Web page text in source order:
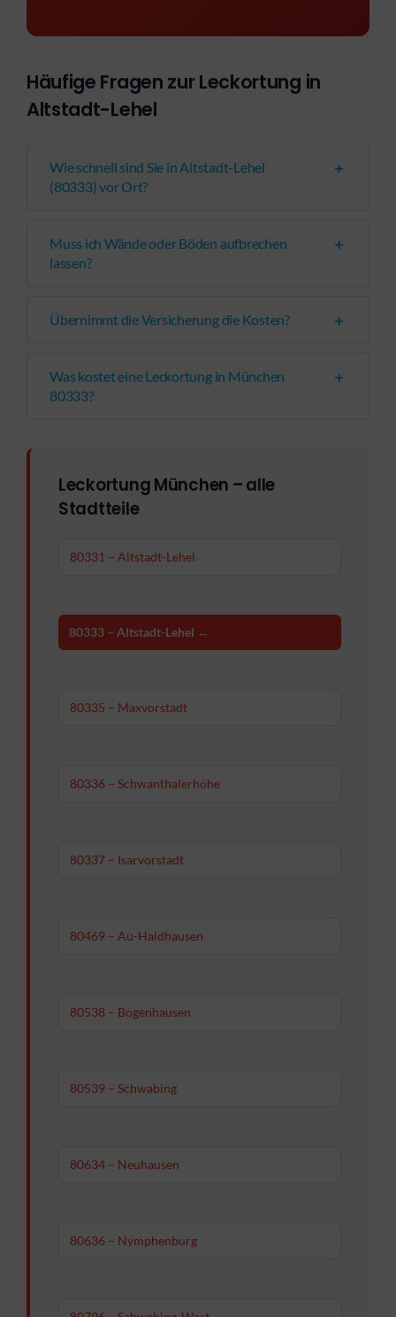
Häufige Fragen zur Leckortung in
Altstadt-Lehel
Wie schnell sind Sie in Altstadt-Lehel
(80333) vor Ort?
Muss ich Wände oder Böden aufbrechen
lassen?
Übernimmt die Versicherung die Kosten?
Was kostet eine Leckortung in München
80333?
Leckortung München – alle
Stadtteile
80331 – Altstadt-Lehel
80333 – Altstadt-Lehel ←
80335 – Maxvorstadt
80336 – Schwanthalerhöhe
80337 – Isarvorstadt
80469 – Au-Haidhausen
80538 – Bogenhausen
80539 – Schwabing
80634 – Neuhausen
80636 – Nymphenburg